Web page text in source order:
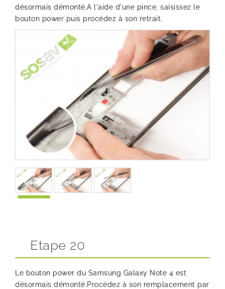
désormais démonté.A l'aide d'une pince, saisissez le
bouton power puis procédez à son retrait.
Etape 20
Le bouton power du Samsung Galaxy Note 4 est
désormais démonté.Procédez à son remplacement par